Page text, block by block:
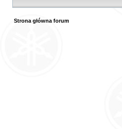
Strona główna forum